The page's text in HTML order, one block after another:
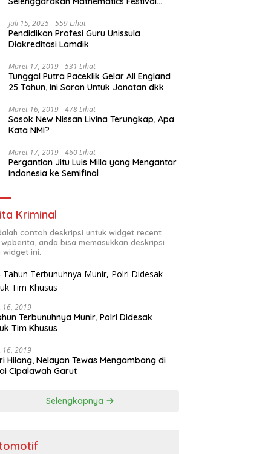
Juli 15, 2025 559 Lihat
Pendidikan Profesi Guru Unissula
Diakreditasi Lamdik
Maret 17, 2019 531 Lihat
Tunggal Putra Paceklik Gelar All England
25 Tahun, Ini Saran Untuk Jonatan dkk
Maret 16, 2019 478 Lihat
Sosok New Nissan Livina Terungkap, Apa
Kata NMI?
Maret 17, 2019 460 Lihat
Pergantian Jitu Luis Milla yang Mengantar
Indonesia ke Semifinal
Kriminal
contoh deskripsi untuk widget recent
anda bisa memasukkan deskripsi
widget ini.
16, 2019
Terbunuhnya Munir, Polri Didesak
Tim Khusus
16, 2019
Hilang, Nelayan Tewas Mengambang di
Cipalawah Garut
Selengkapnya